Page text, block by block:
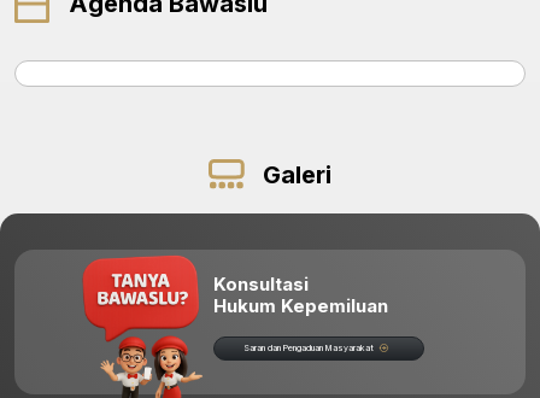
Galeri
Konsultasi
Hukum Kepemiluan
Saran dan Pengaduan Masyarakat